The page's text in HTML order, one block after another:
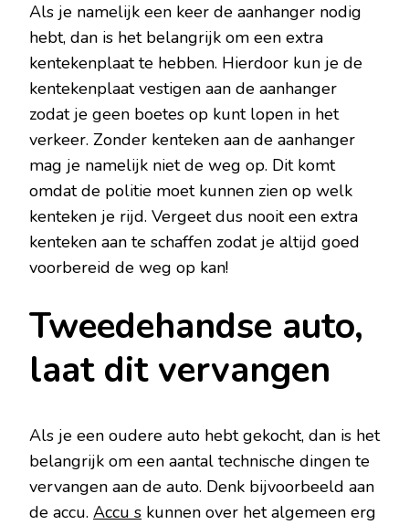
Als je namelijk een keer de aanhanger nodig
hebt, dan is het belangrijk om een extra
kentekenplaat te hebben. Hierdoor kun je de
kentekenplaat vestigen aan de aanhanger
zodat je geen boetes op kunt lopen in het
verkeer. Zonder kenteken aan de aanhanger
mag je namelijk niet de weg op. Dit komt
omdat de politie moet kunnen zien op welk
kenteken je rijd. Vergeet dus nooit een extra
kenteken aan te schaffen zodat je altijd goed
voorbereid de weg op kan!
Tweedehandse auto,
laat dit vervangen
Als je een oudere auto hebt gekocht, dan is het
belangrijk om een aantal technische dingen te
vervangen aan de auto. Denk bijvoorbeeld aan
de accu. Accu s kunnen over het algemeen erg